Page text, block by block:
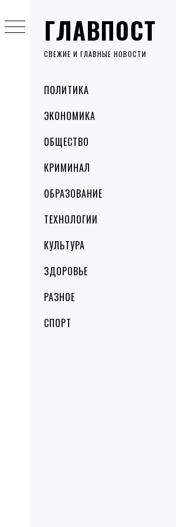
ГЛАВПОСТ
СВЕЖИЕ И ГЛАВНЫЕ НОВОСТИ
MenuПОЛИТИКА
ЭКОНОМИКА
ОБЩЕСТВО
КРИМИНАЛ
ОБРАЗОВАНИЕ
ТЕХНОЛОГИИ
КУЛЬТУРА
ЗДОРОВЬЕ
РАЗНОЕ
СПОРТ
to
content